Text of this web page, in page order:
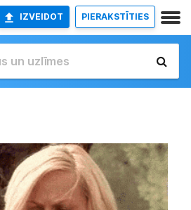
IZVEIDOT PIERAKSTĪTIES